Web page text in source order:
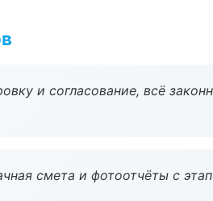
и согласование, всё
смета и фотоотчёты с